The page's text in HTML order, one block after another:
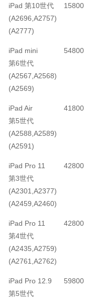
iPad 第10世代
(A2696,A2757)
(A2777)
15800
iPad mini
第6世代
(A2567,A2568)
(A2569)
54800
iPad Air
第5世代
(A2588,A2589)
(A2591)
41800
iPad Pro 11
第3世代
(A2301,A2377)
(A2459,A2460)
42800
iPad Pro 11
第4世代
(A2435,A2759)
(A2761,A2762)
42800
iPad Pro 12.9
第5世代
59800